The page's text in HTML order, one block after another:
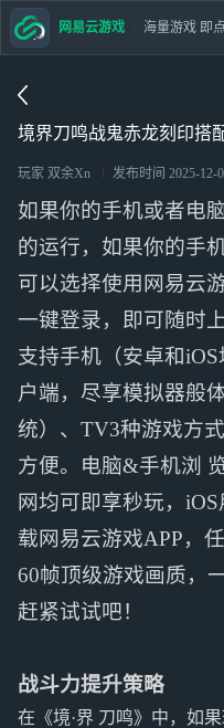
境界刀鸣战鬼赤龙刻印搭
玩家 双余Xn 发布时间 2025-12-
如果你的手机或者电
的运行，如果你的手
可以选择使用网易云
一键登录，即可随时
支持手机（安卓和
户端，尽享模拟器般
统）、TV3种游戏方
方便。电脑&手机浏
网均可即享秒玩，
载网易云游戏APP，
60帧顶级游戏画质，
赶紧试试吧！
战斗力提升策略
在《境·界 刀鸣》中，如
网易云游戏 海量游戏 即